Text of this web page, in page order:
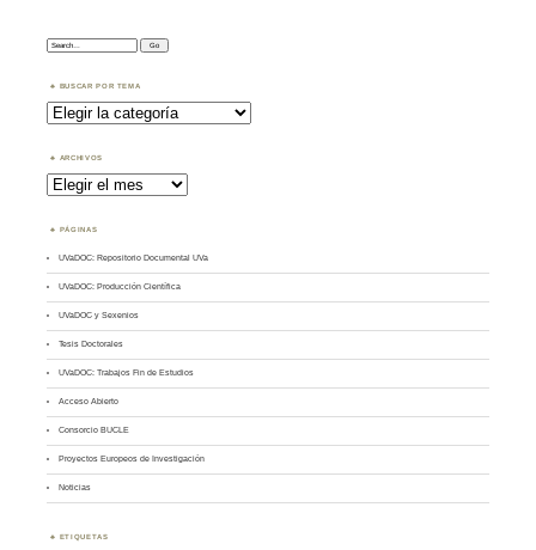
Search:
BUSCAR POR TEMA
Buscar
por
Tema
ARCHIVOS
Archivos
PÁGINAS
UVaDOC: Repositorio Documental UVa
UVaDOC: Producción Científica
UVaDOC y Sexenios
Tesis Doctorales
UVaDOC: Trabajos Fin de Estudios
Acceso Abierto
Consorcio BUCLE
Proyectos Europeos de Investigación
Noticias
ETIQUETAS